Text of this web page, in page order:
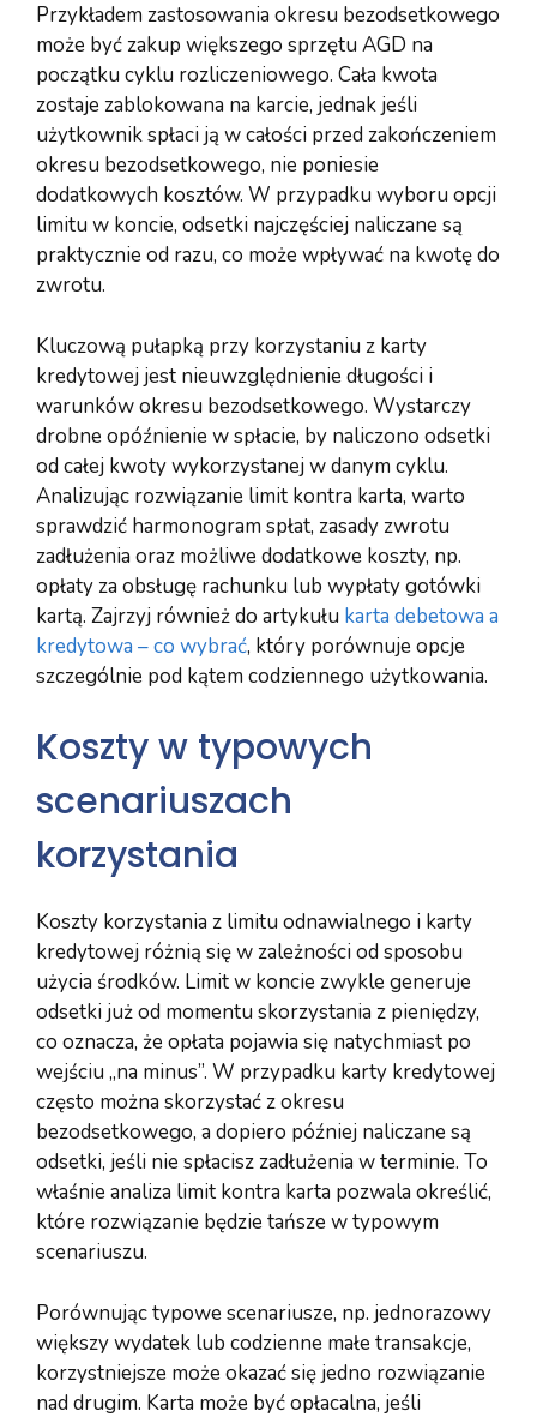
Przykładem zastosowania okresu bezodsetkowego
może być zakup większego sprzętu AGD na
początku cyklu rozliczeniowego. Cała kwota
zostaje zablokowana na karcie, jednak jeśli
użytkownik spłaci ją w całości przed zakończeniem
okresu bezodsetkowego, nie poniesie
dodatkowych kosztów. W przypadku wyboru opcji
limitu w koncie, odsetki najczęściej naliczane są
praktycznie od razu, co może wpływać na kwotę do
zwrotu.
Kluczową pułapką przy korzystaniu z karty
kredytowej jest nieuwzględnienie długości i
warunków okresu bezodsetkowego. Wystarczy
drobne opóźnienie w spłacie, by naliczono odsetki
od całej kwoty wykorzystanej w danym cyklu.
Analizując rozwiązanie limit kontra karta, warto
sprawdzić harmonogram spłat, zasady zwrotu
zadłużenia oraz możliwe dodatkowe koszty, np.
opłaty za obsługę rachunku lub wypłaty gotówki
kartą. Zajrzyj również do artykułu karta debetowa a
kredytowa – co wybrać, który porównuje opcje
szczególnie pod kątem codziennego użytkowania.
Koszty w typowych
scenariuszach
korzystania
Koszty korzystania z limitu odnawialnego i karty
kredytowej różnią się w zależności od sposobu
użycia środków. Limit w koncie zwykle generuje
odsetki już od momentu skorzystania z pieniędzy,
co oznacza, że opłata pojawia się natychmiast po
wejściu „na minus”. W przypadku karty kredytowej
często można skorzystać z okresu
bezodsetkowego, a dopiero później naliczane są
odsetki, jeśli nie spłacisz zadłużenia w terminie. To
właśnie analiza limit kontra karta pozwala określić,
które rozwiązanie będzie tańsze w typowym
scenariuszu.
Porównując typowe scenariusze, np. jednorazowy
większy wydatek lub codzienne małe transakcje,
korzystniejsze może okazać się jedno rozwiązanie
nad drugim. Karta może być opłacalna, jeśli